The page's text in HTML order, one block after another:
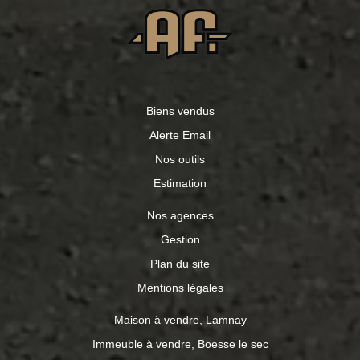
Biens vendus
Alerte Email
Nos outils
Estimation
Nos agences
Gestion
Plan du site
Mentions légales
Maison à vendre, Lamnay
Immeuble à vendre, Boesse le sec